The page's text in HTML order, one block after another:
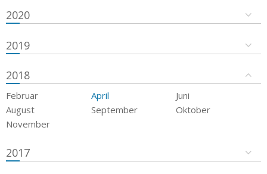
2020
2019
2018
Februar April
Juni
August
September
Oktober
November
2017